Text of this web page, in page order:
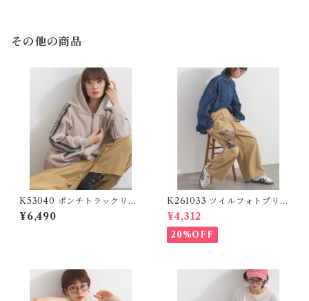
その他の商品
K53040 ポンチトラックリメ
イク風ジップパーカー / Pont
e Track-Style Remake Zip
¥6,490
K261033 ツイルフォトプリン
トイージーテーパードパンツ /
Twill Photo Print Easy Tap
ered Pants
¥4,312
20%OFF